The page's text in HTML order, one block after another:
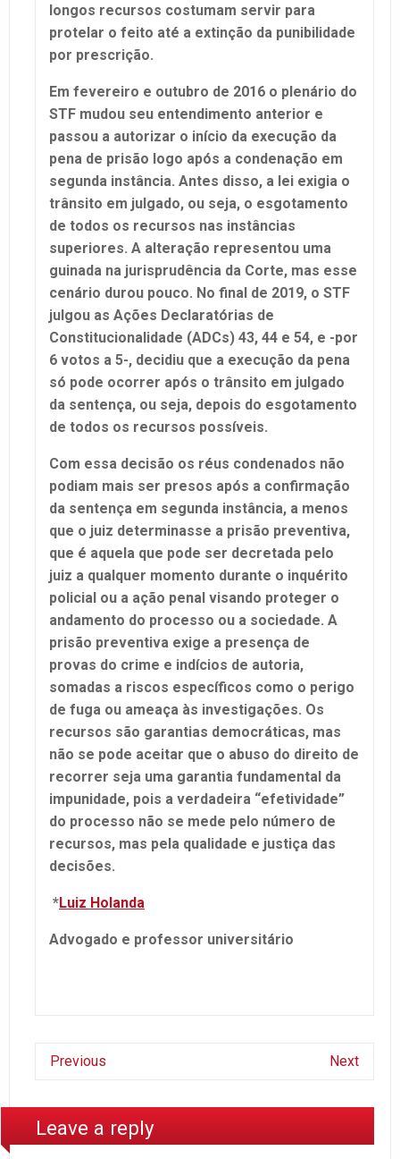
longos recursos costumam servir para
protelar o feito até a extinção da punibilidade
por prescrição.
Em fevereiro e outubro de 2016 o plenário do
STF mudou seu entendimento anterior e
passou a autorizar o início da execução da
pena de prisão logo após a condenação em
segunda instância. Antes disso, a lei exigia o
trânsito em julgado, ou seja, o esgotamento
de todos os recursos nas instâncias
superiores. A alteração representou uma
guinada na jurisprudência da Corte, mas esse
cenário durou pouco. No final de 2019, o STF
julgou as Ações Declaratórias de
Constitucionalidade (ADCs) 43, 44 e 54, e -por
6 votos a 5-, decidiu que a execução da pena
só pode ocorrer após o trânsito em julgado
da sentença, ou seja, depois do esgotamento
de todos os recursos possíveis.
Com essa decisão os réus condenados não
podiam mais ser presos após a confirmação
da sentença em segunda instância, a menos
que o juiz determinasse a prisão preventiva,
que é aquela que pode ser decretada pelo
juiz a qualquer momento durante o inquérito
policial ou a ação penal visando proteger o
andamento do processo ou a sociedade. A
prisão preventiva exige a presença de
provas do crime e indícios de autoria,
somadas a riscos específicos como o perigo
de fuga ou ameaça às investigações. Os
recursos são garantias democráticas, mas
não se pode aceitar que o abuso do direito de
recorrer seja uma garantia fundamental da
impunidade, pois a verdadeira “efetividade”
do processo não se mede pelo número de
recursos, mas pela qualidade e justiça das
decisões.
*Luiz Holanda
Advogado e professor universitário
Previous Next
Leave a reply